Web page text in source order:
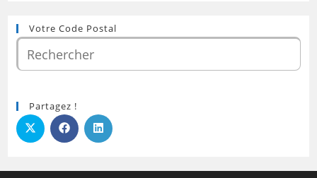
Votre Code Postal
Partagez !